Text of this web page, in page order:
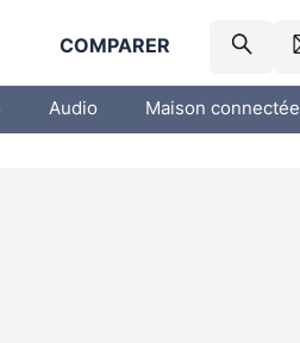
COMPARER
Audio Maison connectée